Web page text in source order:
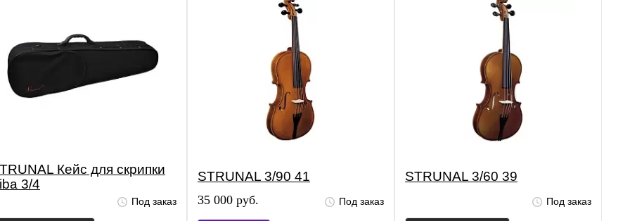
Кейс для скрипки
3/4
Под заказ
STRUNAL 3/90 41
35 000 руб. Под заказ
STRUNAL 3/60 39
Под заказ